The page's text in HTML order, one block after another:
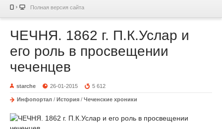
Полная версия сайта
ЧЕЧНЯ. 1862 г. П.К.Услар и
его роль в просвещении
чеченцев
starche 26-01-2015 5 612
Инфопортал / История / Чеченские хроники